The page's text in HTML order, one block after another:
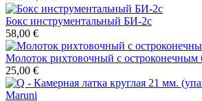
Бокс инструментальный БИ-2с
58,00 €
Молоток рихтовочный с остроконечным
25,00 €